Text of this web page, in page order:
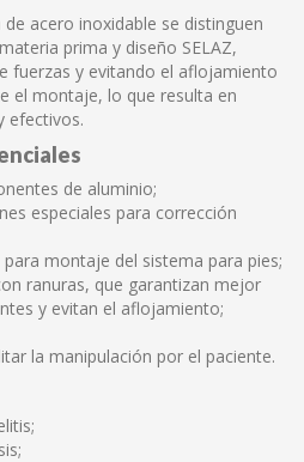
acero inoxidable se distinguen
prima y diseño SELAZ,
fuerzas y evitando el aflojamiento
el montaje, lo que resulta en
efectivos.
de aluminio;
especiales para corrección
montaje del sistema para pies;
ranuras, que garantizan mejor
y evitan el aflojamiento;
la manipulación por el paciente.